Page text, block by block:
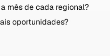
mês de cada regional?
oportunidades?